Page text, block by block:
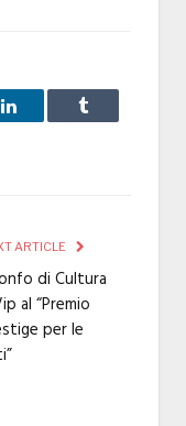
LinkedIn Tumblr
ARTICLE
di Cultura
al “Premio
per le